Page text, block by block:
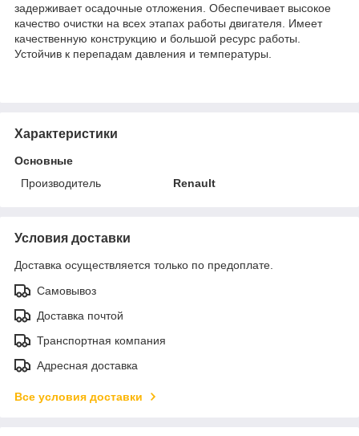
задерживает осадочные отложения. Обеспечивает высокое
качество очистки на всех этапах работы двигателя. Имеет
качественную конструкцию и большой ресурс работы.
Устойчив к перепадам давления и температуры.
Характеристики
Основные
Производитель
Renault
Условия доставки
Доставка осуществляется только по предоплате.
Самовывоз
Доставка почтой
Транспортная компания
Адресная доставка
Все условия доставки